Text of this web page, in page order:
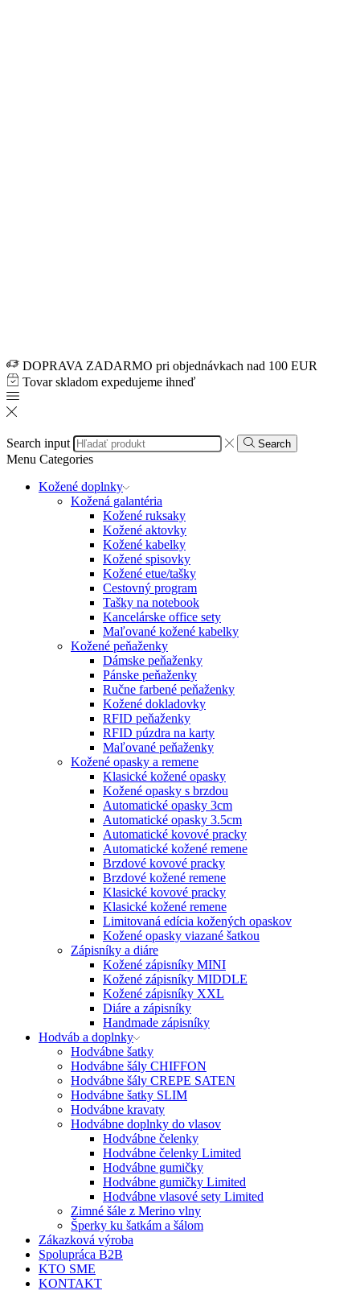
DOPRAVA ZADARMO pri objednávkach nad 100 EUR
Tovar skladom expedujeme ihneď
Search input Search
Menu Categories
Kožené doplnky
Kožená galantéria
Kožené ruksaky
Kožené aktovky
Kožené kabelky
Kožené spisovky
Kožené etue/tašky
Cestovný program
Tašky na notebook
Kancelárske office sety
Maľované kožené kabelky
Kožené peňaženky
Dámske peňaženky
Pánske peňaženky
Ručne farbené peňaženky
Kožené dokladovky
RFID peňaženky
RFID púzdra na karty
Maľované peňaženky
Kožené opasky a remene
Klasické kožené opasky
Kožené opasky s brzdou
Automatické opasky 3cm
Automatické opasky 3.5cm
Automatické kovové pracky
Automatické kožené remene
Brzdové kovové pracky
Brzdové kožené remene
Klasické kovové pracky
Klasické kožené remene
Limitovaná edícia kožených opaskov
Kožené opasky viazané šatkou
Zápisníky a diáre
Kožené zápisníky MINI
Kožené zápisníky MIDDLE
Kožené zápisníky XXL
Diáre a zápisníky
Handmade zápisníky
Hodváb a doplnky
Hodvábne šatky
Hodvábne šály CHIFFON
Hodvábne šály CREPE SATEN
Hodvábne šatky SLIM
Hodvábne kravaty
Hodvábne doplnky do vlasov
Hodvábne čelenky
Hodvábne čelenky Limited
Hodvábne gumičky
Hodvábne gumičky Limited
Hodvábne vlasové sety Limited
Zimné šále z Merino vlny
Šperky ku šatkám a šálom
Zákazková výroba
Spolupráca B2B
KTO SME
KONTAKT